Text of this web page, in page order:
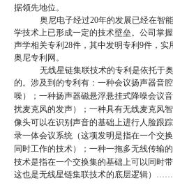
据领先地位。
奥尼电子经过20年的发展已经在智
学技术上已形成一定的技术壁垒。公司掌
声学相关专利28件，其中发明专利9件，实
奥尼专利网。
无线星链集联技术的专利是依托于
的。涉及到的专利有： 一种会议扬声器音
噪）； 一种扬声器磁悬浮悬挂式降噪会议
扰麦克风的发声）； 一种具有无线麦克风
像头可以在识别声音的基础上进行人脸跟踪
录一体会议系统 （这项发明是指在一个交
同时工作的技术）； 一种一拖多无线传输
技术是指在一个交换集的基础上可以同时
这也是无线星链集联技术的底层逻辑） ……